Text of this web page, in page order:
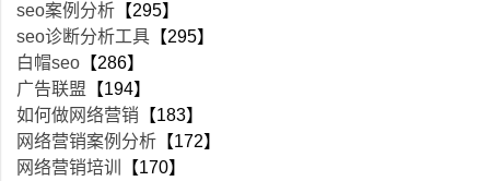
seo案例分析 【295】
seo诊断分析工具 【295】
白帽seo 【286】
广告联盟 【194】
如何做网络营销 【183】
网络营销案例分析 【172】
网络营销培训
【170】